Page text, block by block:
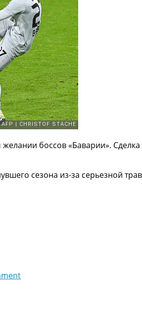
боссов «Баварии». Сделка
сезона из-за серьезной